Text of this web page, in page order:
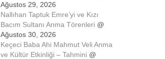
Ağustos 29, 2026
Nallıhan Taptuk Emre’yi ve Kızı
Bacım Sultanı Anma Törenleri @
Ağustos 30, 2026
Keçeci Baba Ahi Mahmut Veli Anma
ve Kültür Etkinliği – Tahmini @